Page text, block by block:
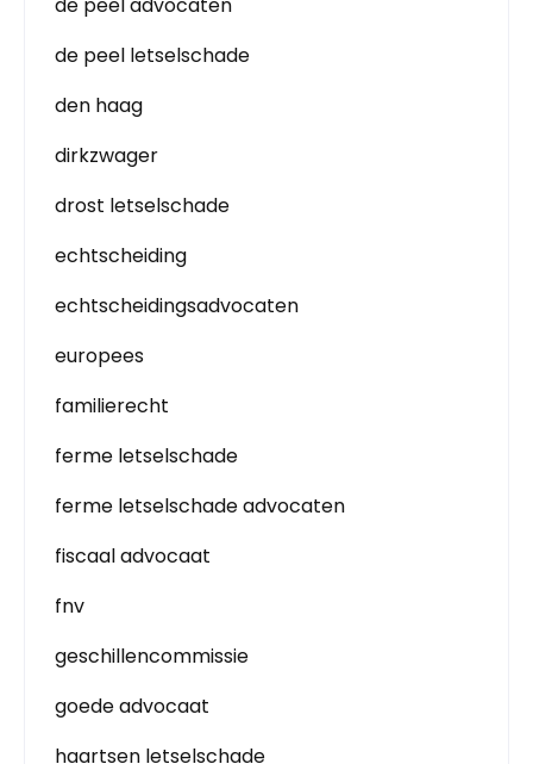
de peel letselschade
den haag
dirkzwager
drost letselschade
echtscheiding
echtscheidingsadvocaten
europees
familierecht
ferme letselschade
ferme letselschade advocaten
fiscaal advocaat
fnv
geschillencommissie
goede advocaat
haartsen letselschade